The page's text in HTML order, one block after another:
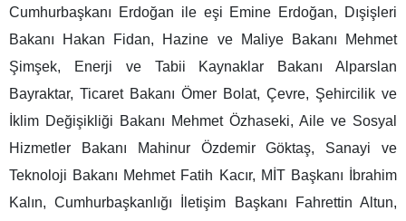
Cumhurbaşkanı Erdoğan ile eşi Emine Erdoğan, Dışişleri
Bakanı Hakan Fidan, Hazine ve Maliye Bakanı Mehmet
Şimşek, Enerji ve Tabii Kaynaklar Bakanı Alparslan
Bayraktar, Ticaret Bakanı Ömer Bolat, Çevre, Şehircilik ve
İklim Değişikliği Bakanı Mehmet Özhaseki, Aile ve Sosyal
Hizmetler Bakanı Mahinur Özdemir Göktaş, Sanayi ve
Teknoloji Bakanı Mehmet Fatih Kacır, MİT Başkanı İbrahim
Kalın, Cumhurbaşkanlığı İletişim Başkanı Fahrettin Altun,